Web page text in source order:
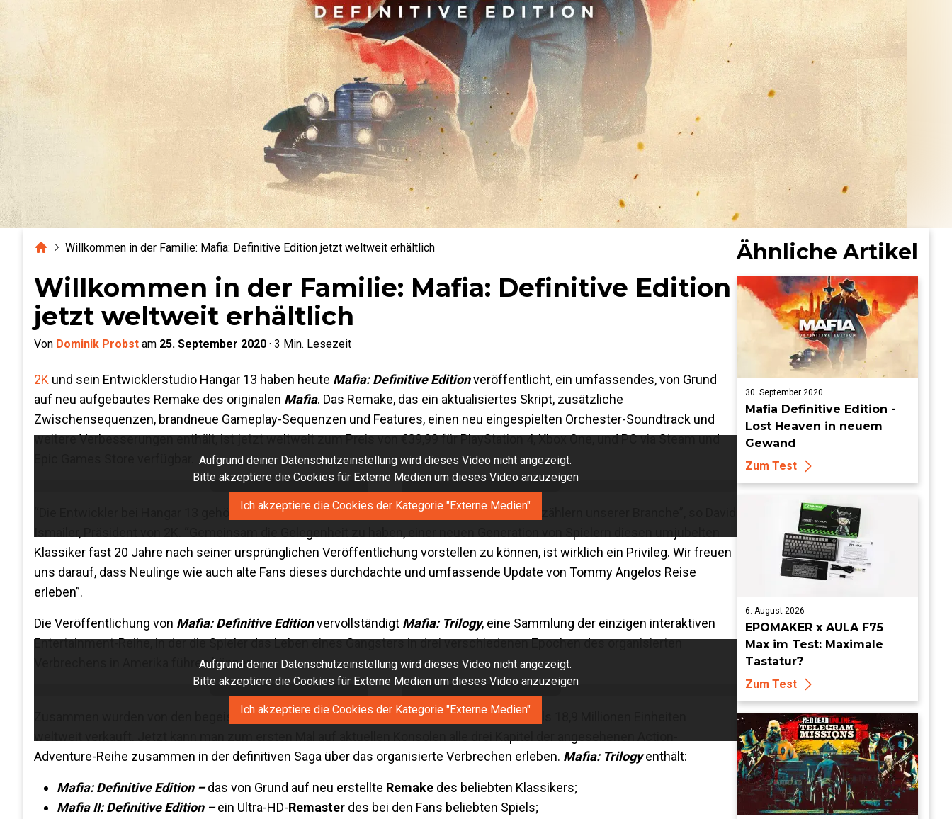
HomeWillkommen in der Familie: Mafia: Definitive Edition jetzt weltweit erhältlich
Willkommen in der Familie: Mafia: Definitive Edition
jetzt weltweit erhältlich
Von Dominik Probst am 25. September 2020 · 3 Min. Lesezeit
2K und sein Entwicklerstudio Hangar 13 haben heute Mafia: Definitive Editionveröffentlicht, ein umfassendes, von Grund
auf neu aufgebautes Remake des originalen Mafia. Das Remake, das ein aktualisiertes Skript, zusätzliche
Zwischensequenzen, brandneue Gameplay-Sequenzen und Features, einen neu eingespielten Orchester-Soundtrack und
weitere Verbesserungen enthält, ist jetzt weltweit zum Preis von €39,99 für PlayStation 4, Xbox One, und PC via Steam und
Aufgrund deiner Datenschutzeinstellung wird dieses Video nicht angezeigt.
Bitte akzeptiere die Cookies für Externe Medien um dieses Video anzuzeigen
Ich akzeptiere die Cookies der Kategorie "Externe Medien"
“Die Entwickler bei Hangar 13 gehören zweifelsohne zu den talentiertesten Geschichtenerzählern unserer Branche”, so David
Klassiker fast 20 Jahre nach seiner ursprünglichen Veröffentlichung vorstellen zu können, ist wirklich ein Privileg. Wir freuen
uns darauf, dass Neulinge wie auch alte Fans dieses durchdachte und umfassende Update von Tommy Angelos Reise
erleben”.
Die Veröffentlichung von Mafia: Definitive Editionvervollständigt Mafia: Trilogy, eine Sammlung der einzigen interaktiven
Entertainment-Reihe, in der die Spieler das Leben eines Gangsters in drei verschiedenen Epochen des organisierten
Verbrechens in Amerika führen können.Aufgrund deiner Datenschutzeinstellung wird dieses Video nicht angezeigt.
Bitte akzeptiere die Cookies für Externe Medien um dieses Video anzuzeigen
Ich akzeptiere die Cookies der Kategorie "Externe Medien"
Zusammen wurden von den begeistert aufgenommenenMafia-Verbrecherdramen mehr als 18,9 Millionen Einheiten
Adventure-Reihe zusammen in der definitiven Saga über das organisierte Verbrechen erleben. Mafia: Trilogyenthält:
Mafia: Definitive Edition –das von Grund auf neu erstellte Remake des beliebten Klassikers;
Mafia II: Definitive Edition –ein Ultra-HD-Remaster des bei den Fans beliebten Spiels;
Ähnliche Artikel
30. September 2020
Mafia Definitive Edition -
Lost Heaven in neuem
Gewand
Zum Test
6. August 2026
EPOMAKER x AULA F75
Max im Test: Maximale
Tastatur?
Zum Test